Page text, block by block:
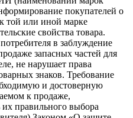
покупателей о
той или иной марке
свойства товара.
в заблуждение
запасных частей для
не нарушает права
знаков. Требование
и достоверную
к продаже,
правильного выбора